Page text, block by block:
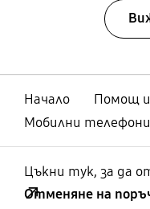
Начало
Помощ
Мобилни телефони
Цъкни тук, за да
Отменяне на